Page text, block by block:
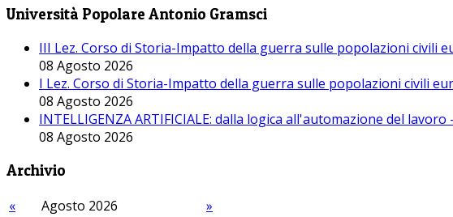
Università Popolare Antonio Gramsci
III Lez. Corso di Storia-Impatto della guerra sulle popolazioni civili
08 Agosto 2026
I Lez. Corso di Storia-Impatto della guerra sulle popolazioni civili
08 Agosto 2026
INTELLIGENZA ARTIFICIALE: dalla logica all'automazione del
08 Agosto 2026
Archivio
« Agosto 2026
»